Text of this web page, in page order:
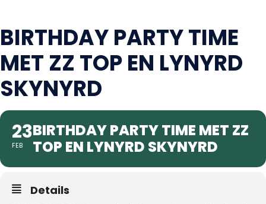
BIRTHDAY PARTY TIME
MET ZZ TOP EN LYNYRD
SKYNYRD
23
FEB
BIRTHDAY PARTY TIME MET ZZ
TOP EN LYNYRD SKYNYRD
Details